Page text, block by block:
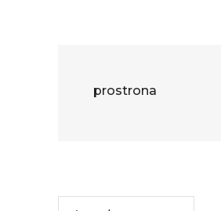
prostrona